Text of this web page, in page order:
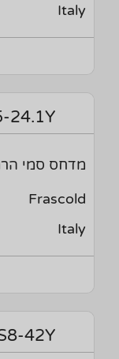
Italy
24.1Y
מדחס סמי הרמטי 6 כ"ס
Frascold
Italy
42Y